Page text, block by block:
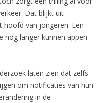
Dat blijkt uit
van jongeren. Een
nog langer kunnen appen
laten zien dat zelfs
om notificaties van hun
in de